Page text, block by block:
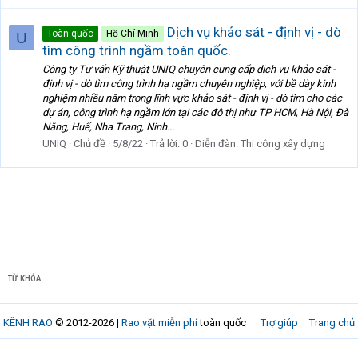
U Toàn quốc Hồ Chí Minh
Dịch vụ khảo sát - định vị - dò
tìm công trình ngầm toàn quốc.
Công ty Tư vấn Kỹ thuật UNIQ chuyên cung cấp dịch vụ khảo sát -
định vị - dò tìm công trình hạ ngầm chuyên nghiệp, với bề dày kinh
nghiệm nhiều năm trong lĩnh vực khảo sát - định vị - dò tìm cho các
dự án, công trình hạ ngầm lớn tại các đô thị như TP HCM, Hà Nội, Đà
Nẵng, Huế, Nha Trang, Ninh...
UNIQ
Chủ đề 5/8/22 Trả lời: 0 Diễn đàn: Thi công xây dựng
TỪ KHÓA
Trợ giúp Trang chủ
KÊNH RAO © 2012-2026 | Rao vặt miễn phítoàn quốc